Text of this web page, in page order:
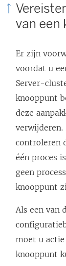
van een
Er zijn
voordat u
Server-
knooppunt
deze
verwijderen.
controleren
één proces
geen
knooppunt
Als een van
moet u
knooppunt